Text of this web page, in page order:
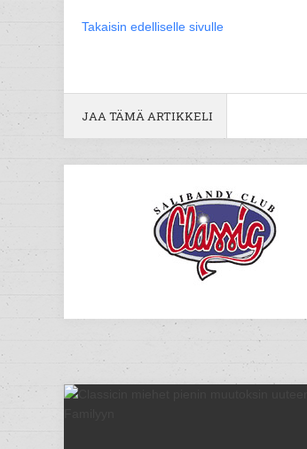
Takaisin edelliselle sivulle
JAA TÄMÄ ARTIKKELI